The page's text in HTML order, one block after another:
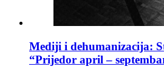
Mediji i dehumanizacija:
“Prijedor april –